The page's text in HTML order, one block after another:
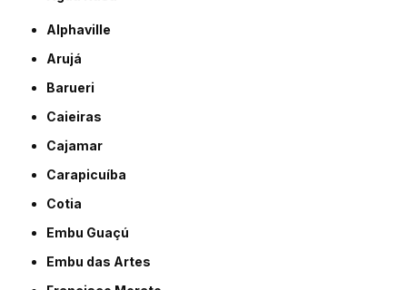
Alphaville
Arujá
Barueri
Caieiras
Cajamar
Carapicuíba
Cotia
Embu Guaçú
Embu das Artes